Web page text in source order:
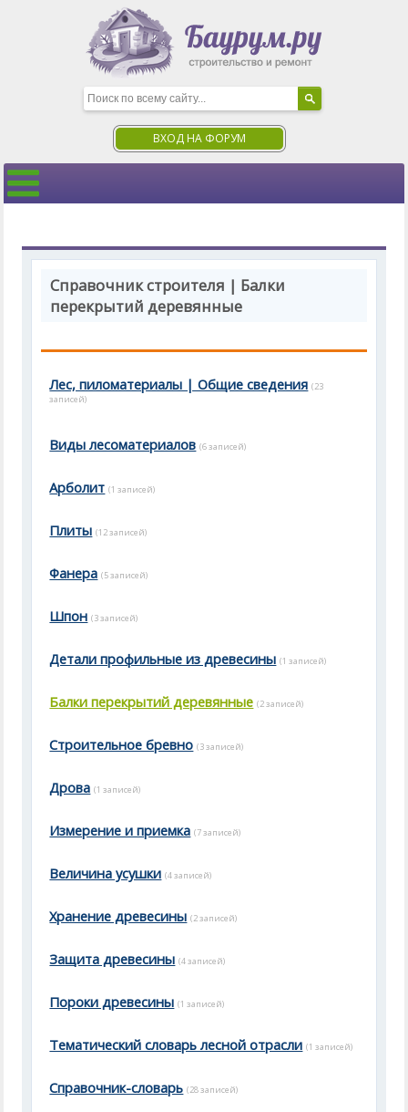
ВХОД НА ФОРУМ
Справочник строителя | Балки
перекрытий деревянные
Лес, пиломатериалы | Общие сведения (23
записей)
Виды лесоматериалов (6 записей)
Арболит (1 записей)
Плиты (12 записей)
Фанера (5 записей)
Шпон (3 записей)
Детали профильные из древесины (1 записей)
Балки перекрытий деревянные (2 записей)
Строительное бревно (3 записей)
Дрова (1 записей)
Измерение и приемка (7 записей)
Величина усушки (4 записей)
Хранение древесины (2 записей)
Защита древесины (4 записей)
Пороки древесины (1 записей)
Тематический словарь лесной отрасли (1 записей)
Справочник-словарь (28 записей)